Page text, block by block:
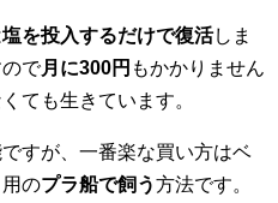
塩を投入するだけで復活しま
で月に300円 もかかりません
ても生きています。
すが、一番楽な買い方はベ
のプラ船で飼う方法です。